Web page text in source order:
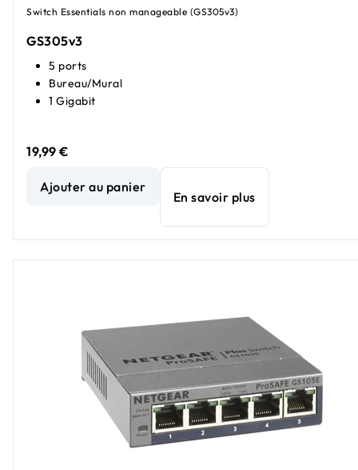
Switch Essentials non manageable (GS305v3)
GS305v3
5 ports
Bureau/Mural
1 Gigabit
19,99 €
Commutateur Essentials Gigabit Ethernet 5 ports non
Ajouter au panier
En savoir plus